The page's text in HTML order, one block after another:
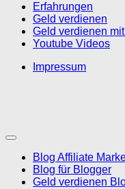
Erfahrungen
Geld verdienen
Geld verdienen mit
Youtube Videos
Impressum
Blog Affiliate
Blog für Blogger
Geld verdienen